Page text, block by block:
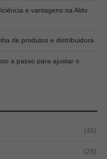
e vantagens na Aldo
de produtos e distribuidora
a passo para ajustar o
(45)
(28)